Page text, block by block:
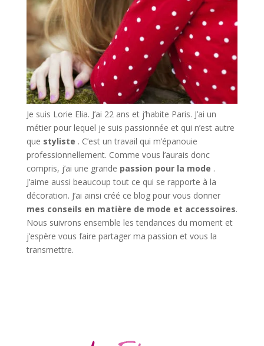
Je suis Lorie Elia. J’ai 22 ans et j’habite Paris. J’ai un
métier pour lequel je suis passionnée et qui n’est autre
que styliste . C’est un travail qui m’épanouie
professionnellement. Comme vous l’aurais donc
compris, j’ai une grande passion pour la mode .
J’aime aussi beaucoup tout ce qui se rapporte à la
décoration. J’ai ainsi créé ce blog pour vous donner
mes conseils en matière de mode et accessoires.
Nous suivrons ensemble les tendances du moment et
j’espère vous faire partager ma passion et vous la
transmettre.